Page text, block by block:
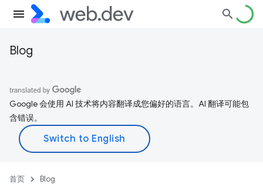
Blog
Google 会使用 AI 技术将内容翻译成您偏好的语言。AI 翻译可能包
含错误。
首页 Blog